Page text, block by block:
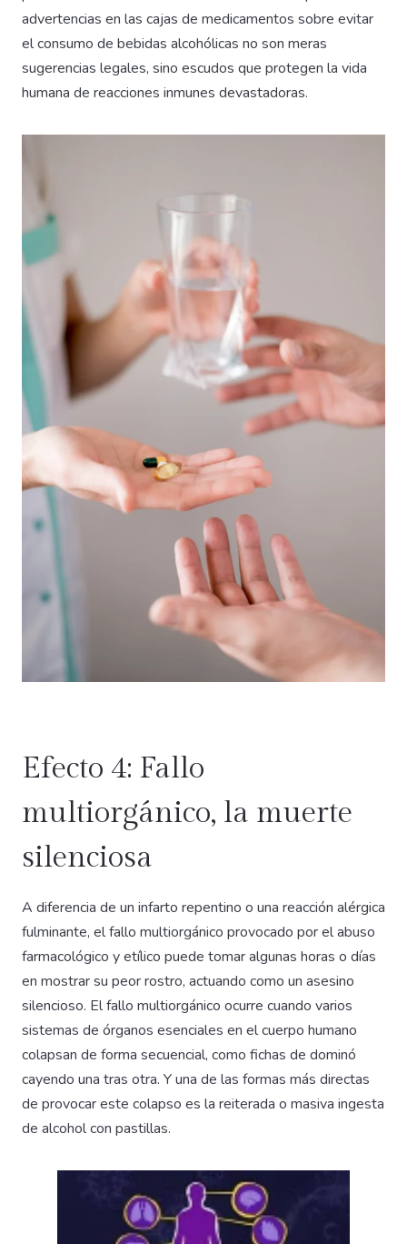
advertencias en las cajas de medicamentos sobre evitar
el consumo de bebidas alcohólicas no son meras
sugerencias legales, sino escudos que protegen la vida
humana de reacciones inmunes devastadoras.
Efecto 4: Fallo
multiorgánico, la muerte
silenciosa
A diferencia de un infarto repentino o una reacción alérgica
fulminante, el fallo multiorgánico provocado por el abuso
farmacológico y etílico puede tomar algunas horas o días
en mostrar su peor rostro, actuando como un asesino
silencioso. El fallo multiorgánico ocurre cuando varios
sistemas de órganos esenciales en el cuerpo humano
colapsan de forma secuencial, como fichas de dominó
cayendo una tras otra. Y una de las formas más directas
de provocar este colapso es la reiterada o masiva ingesta
de alcohol con pastillas.